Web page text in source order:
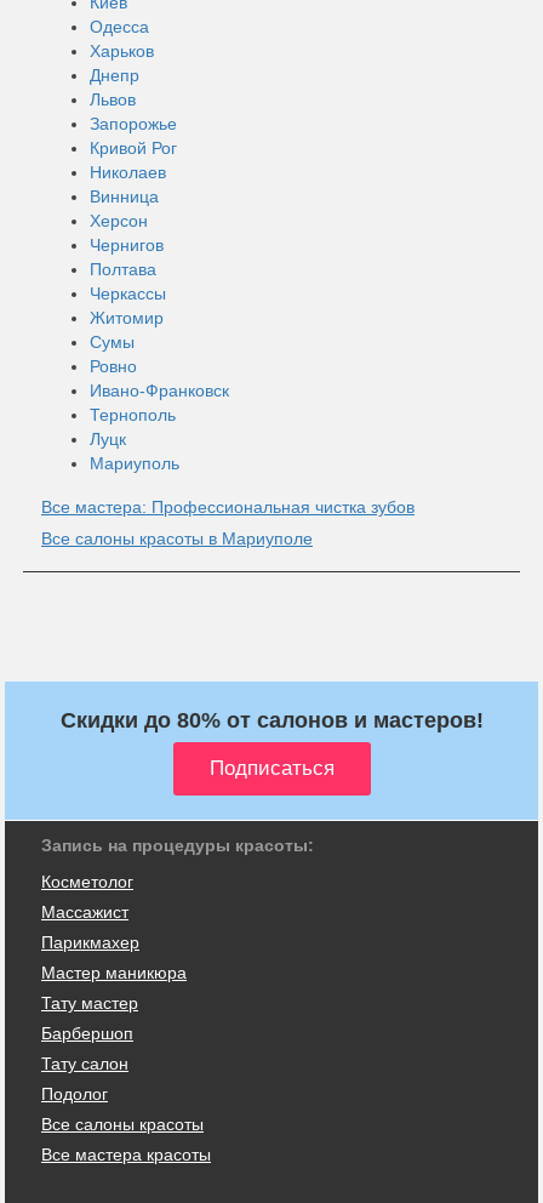
Одесса
Харьков
Днепр
Львов
Запорожье
Кривой Рог
Николаев
Винница
Херсон
Чернигов
Полтава
Черкассы
Житомир
Сумы
Ровно
Ивано-Франковск
Тернополь
Луцк
Мариуполь
Все мастера: Профессиональная чистка зубов
Все салоны красоты в Мариуполе
Скидки до 80% от салонов и мастеров!
Запись на процедуры красоты:
Косметолог
Массажист
Парикмахер
Мастер маникюра
Тату мастер
Барбершоп
Тату салон
Подолог
Все салоны красоты
Все мастера красоты